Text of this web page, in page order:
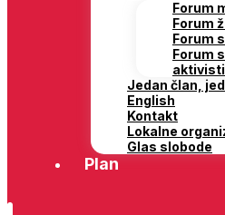
Forum
Forum
Forum
Forum
Jedan član,
English
Kontakt
Lokalne
Glas slobode
Plan